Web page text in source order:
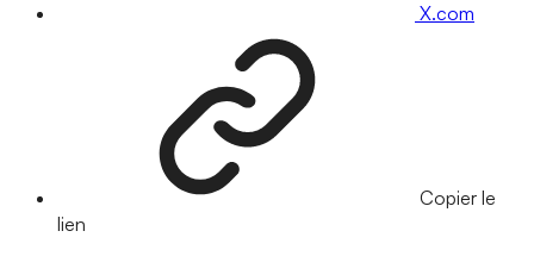
X.com
Copier le
lien